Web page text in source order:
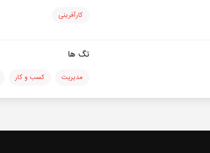
کارآفرینی
تگ ها
مدیریت کسب و کار